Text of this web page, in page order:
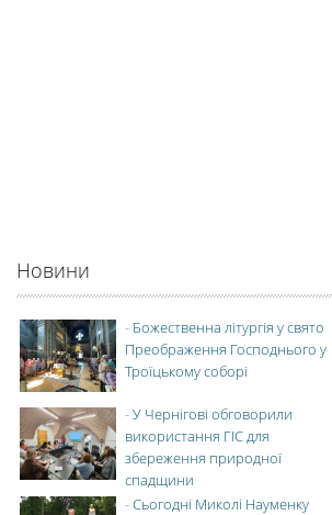
Новини
- Божественна літургія у свято
Преображення Господнього у
Троїцькому соборі
-У Чернігові обговорили
використання ГІС для
збереження природної
спадщини
-Сьогодні Миколі Науменку